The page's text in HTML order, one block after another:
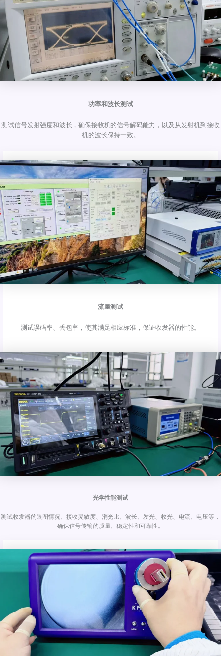
功率和波长测试
测试信号发射强度和波长，确保接收机的信号解码能力，以及从发射机到接收
机的波长保持一致。
流量测试
测试误码率、丢包率，使其满足相应标准，保证收发器的性能。
光学性能测试
测试收发器的眼图情况、接收灵敏度、消光比、波长、发光、收光、电流、电压等，
确保信号传输的质量、稳定性和可靠性。